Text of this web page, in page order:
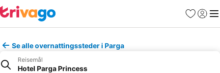
Favoritter
Logg
Se alle overnattingssteder i Parga
Reisemål
Hotel Parga Princess